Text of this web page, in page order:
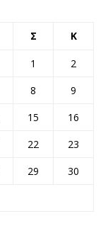
Σ Κ
1
2
8
9
15
16
22
23
29
30